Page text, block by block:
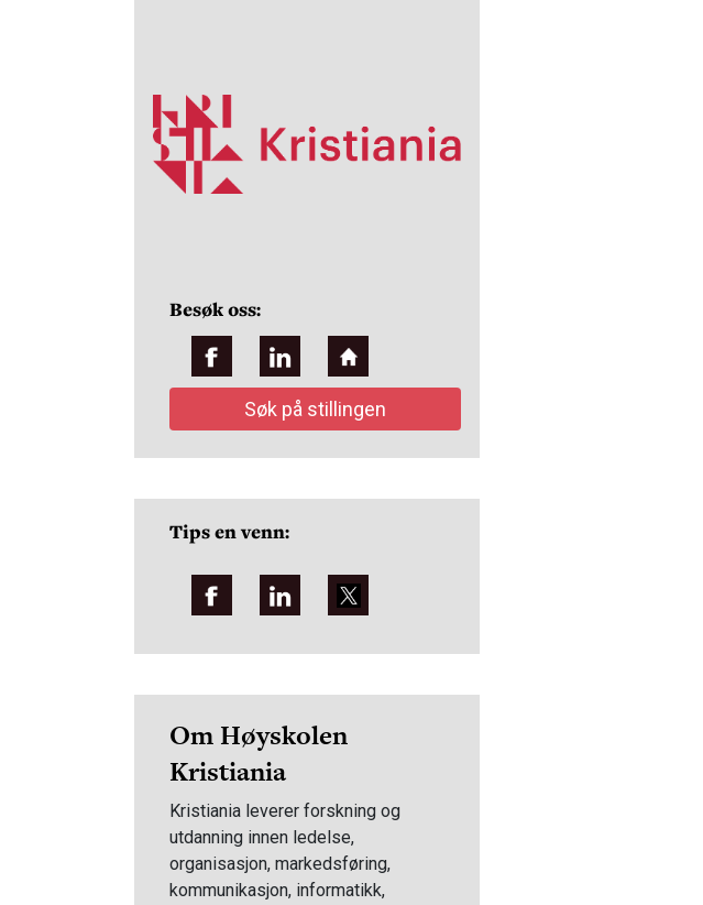
Besøk oss:
Søk på stillingen
Tips en venn:
Om Høyskolen
Kristiania
Kristiania leverer forskning og
utdanning innen ledelse,
organisasjon, markedsføring,
kommunikasjon, informatikk,